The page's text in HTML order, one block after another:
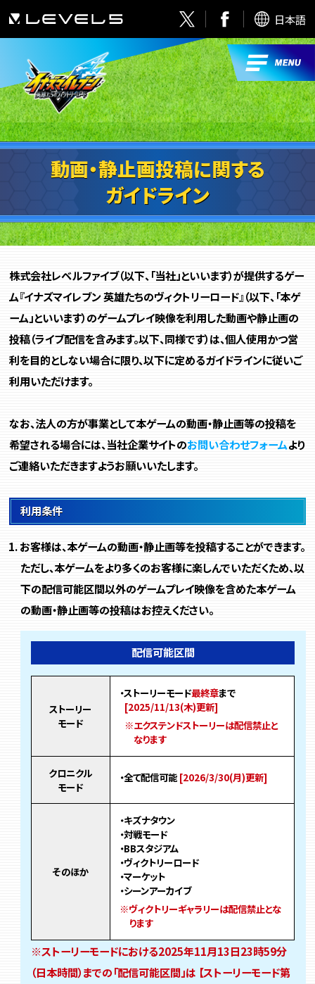
日本語
動画・静止画投稿に関する
ガイドライン
株式会社レベルファイブ（以下、「当社」といいます）が提供するゲー
ム『イナズマイレブン 英雄たちのヴィクトリーロード』（以下、「本ゲ
ーム」といいます）のゲームプレイ映像を利用した動画や静止画の
投稿（ライブ配信を含みます。以下、同様です）は、個人使用かつ営
利を目的としない場合に限り、以下に定めるガイドラインに従いご
利用いただけます。
なお、法人の方が事業として本ゲームの動画・静止画等の投稿を
希望される場合には、当社企業サイトのお問い合わせフォームより
ご連絡いただきますようお願いいたします。
利用条件
お客様は、本ゲームの動画・静止画等を投稿することができます。
ただし、本ゲームをより多くのお客様に楽しんでいただくため、以
下の配信可能区間以外のゲームプレイ映像を含めた本ゲーム
の動画・静止画等の投稿はお控えください。
配信可能区間
ストーリー
モード
・ストーリーモード最終章まで
[2025/11/13(木)更新]
※エクステンドストーリーは配信禁止と
なります
クロニクル
モード
・全て配信可能 [2026/3/30(月)更新]
そのほか
・キズナタウン
・対戦モード
・BBスタジアム
・ヴィクトリーロード
・マーケット
・シーンアーカイブ
※ヴィクトリーギャラリーは配信禁止とな
ります
※ストーリーモードにおける2025年11月13日23時59分
（日本時間）までの「配信可能区間」は 【ストーリーモード第